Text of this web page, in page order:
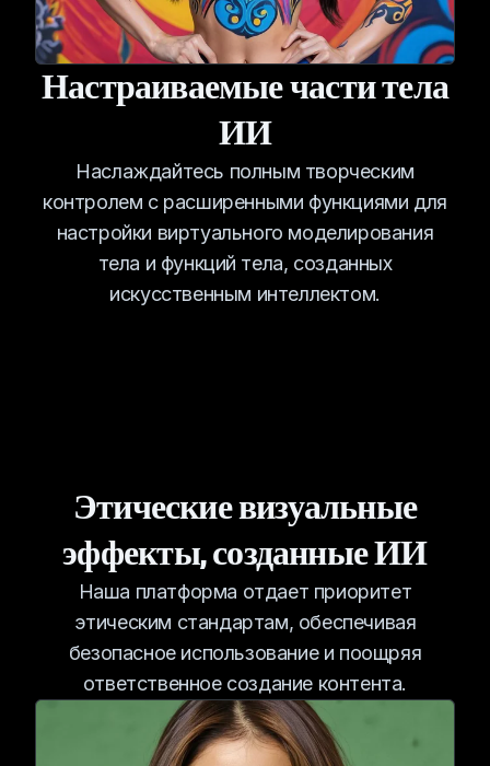
Настраиваемые части тела
ИИ
Наслаждайтесь полным творческим
контролем с расширенными функциями для
настройки виртуального моделирования
тела и функций тела, созданных
искусственным интеллектом.
Этические визуальные
эффекты, созданные ИИ
Наша платформа отдает приоритет
этическим стандартам, обеспечивая
безопасное использование и поощряя
ответственное создание контента.